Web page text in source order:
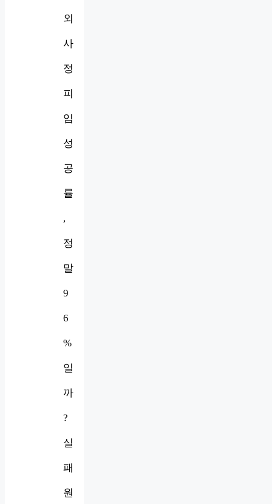
외
사
정
피
임
성
공
률
,
정
말
9
6
%
일
까
?
실
패
원